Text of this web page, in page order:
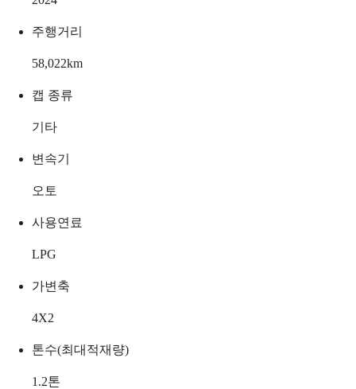
주행거리
58,022km
캡 종류
기타
변속기
오토
사용연료
LPG
가변축
4X2
톤수(최대적재량)
1.2톤